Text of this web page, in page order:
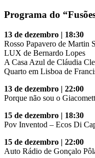
Programa do
13 de dezembro | 18:30
Rosso Papavero de Martin
LUX de Bernardo Lopes
A Casa Azul de Cláudia
Quarto em Lisboa de
13 de dezembro | 22:00
Porque não sou o
15 de dezembro | 18:30
Pov Inventod – Ecos Di
15 de dezembro | 22:00
Auto Rádio de Gonçalo